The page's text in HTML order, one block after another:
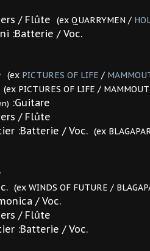
/ Flûte (ex QUARRYMEN /
:Batterie / Voc.
(ex PICTURES OF LIFE /
(ex PICTURES OF LIFE /
:Guitare
/ Flûte
:Batterie / Voc. (ex
(ex WINDS OF FUTURE /
/ Voc.
/ Flûte
:Batterie / Voc.